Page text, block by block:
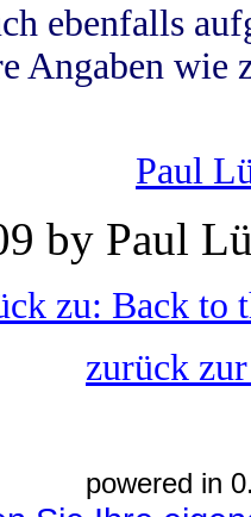
ebenfalls
Angaben wie
Paul
by Paul
zu: Back to
zurück
powered in